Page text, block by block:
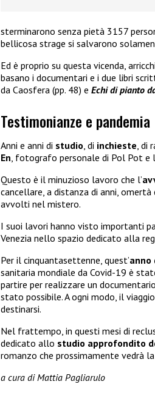
sterminarono senza pietà 3157
bellicosa strage si salvarono
Ed è proprio su questa vicenda,
basano i documentari e i due libri
da Caosfera (pp. 48) e Echi di pianto
Testimonianze e pandemia
Anni e anni di studio, di inchieste, di
En, fotografo personale di Pol Pot e
Questo è il minuzioso lavoro che l’
cancellare, a distanza di anni,
avvolti nel mistero.
I suoi lavori hanno visto importanti
Venezia nello spazio dedicato alla
Per il cinquantasettenne, quest’anno
sanitaria mondiale da Covid-19 è
partire per realizzare un
stato possibile. A ogni modo, il
destinarsi.
Nel frattempo, in questi mesi di
dedicato allo studio approfondito
romanzo che prossimamente vedrà
a cura di Mattia Pagliarulo